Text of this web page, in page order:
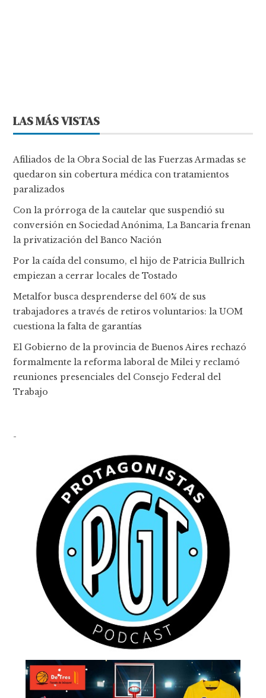
LAS MÁS VISTAS
Afiliados de la Obra Social de las Fuerzas Armadas se
quedaron sin cobertura médica con tratamientos
paralizados
Con la prórroga de la cautelar que suspendió su
conversión en Sociedad Anónima, La Bancaria frenan
la privatización del Banco Nación
Por la caída del consumo, el hijo de Patricia Bullrich
empiezan a cerrar locales de Tostado
Metalfor busca desprenderse del 60% de sus
trabajadores a través de retiros voluntarios: la UOM
cuestiona la falta de garantías
El Gobierno de la provincia de Buenos Aires rechazó
formalmente la reforma laboral de Milei y reclamó
reuniones presenciales del Consejo Federal del
Trabajo
-